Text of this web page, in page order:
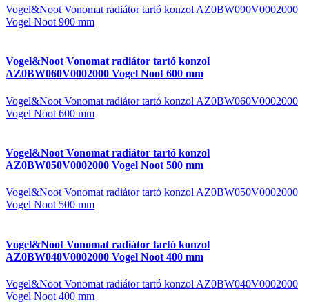
Vogel&Noot Vonomat radiátor tartó konzol AZ0BW090V0002000
Vogel Noot 900 mm
Vogel&Noot Vonomat radiátor tartó konzol
AZ0BW060V0002000 Vogel Noot 600 mm
Vogel&Noot Vonomat radiátor tartó konzol AZ0BW060V0002000
Vogel Noot 600 mm
Vogel&Noot Vonomat radiátor tartó konzol
AZ0BW050V0002000 Vogel Noot 500 mm
Vogel&Noot Vonomat radiátor tartó konzol AZ0BW050V0002000
Vogel Noot 500 mm
Vogel&Noot Vonomat radiátor tartó konzol
AZ0BW040V0002000 Vogel Noot 400 mm
Vogel&Noot Vonomat radiátor tartó konzol AZ0BW040V0002000
Vogel Noot 400 mm